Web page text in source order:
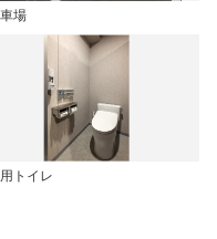
場
トイレ